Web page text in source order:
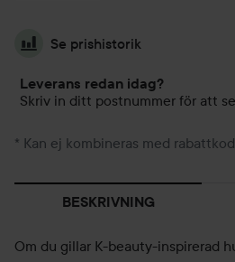
Se prishistorik
Leverans redan idag?
Skriv in ditt postnummer för att se
* Kan ej kombineras med
BESKRIVNING
Om du gillar K-beauty-inspirerad